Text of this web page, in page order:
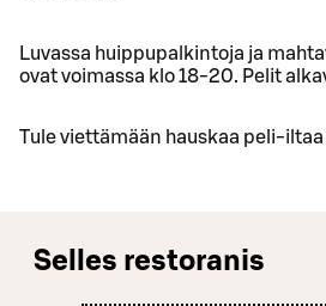
Luvassa huippupalkintoja ja
ovat voimassa klo 18-20. Pelit
Tule viettämään hauskaa peli-
Selles restoranis